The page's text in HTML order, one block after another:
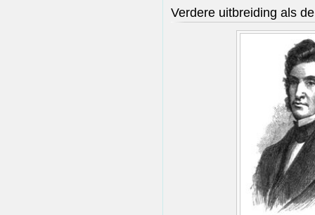
Verdere uitbreiding als